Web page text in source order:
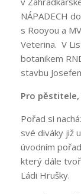
NÁPADECH
s Rooyou a
Veterina. V
botanikem
stavbu
Pro
Pořad si
své diváky již
úvodním
který dále
Ládi Hrušky.